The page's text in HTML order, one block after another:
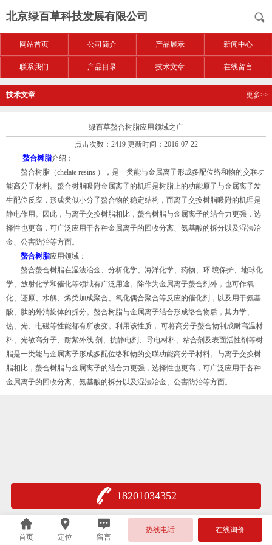
北京绿百草科技发展有限公司
网站首页 公司简介 产品展示 新闻中心
联系我们 产品目录 技术文章 在线留言
技术文章 更多>>
绿百草螯合树脂应用领域之广
点击次数：2419 更新时间：2016-07-22
螯合树脂介绍：
螯合树脂（chelate resins ），是一类能与金属离子形成多配位络和物的交联功
能高分子材料。螯合树脂吸附金属离子的机理是树脂上的功能原子与金属离子发
生配位反应，形成类似小分子螯合物的稳定结构，而离子交换树脂吸附的机理是
静电作用。因此，与离子交换树脂相比，螯合树脂与金属离子的结合力更强，选
择性也更高，可广泛应用于各种金属离子的回收分离、氨基酸的拆分以及湿法冶
金、公害防治等方面。
螯合树脂应用领域：
螯合螯合树脂在湿法冶金、分析化学、海洋化学、药物、环 境保护、地球化
学、放射化学和催化等领域有广泛用途。除作为金属离子螯合剂外，也可作氧
化、还原、水解、烯类加成聚合、氧化偶合聚合等反应的催化剂，以及用于氨基
酸、肽的外消旋体的拆分。螯合树脂与金属离子结合形成络合物后，其力学、
热、光、电磁等性能都有所改变。利用该性质， 可将高分子螯合物制成耐高温材
料、光敏高分子、耐紫外线 剂、抗静电剂、导电材料、粘合剂及表面活性剂等树
脂是一类能与金属离子形成多配位络和物的交联功能高分子材料。与离子交换树
脂相比，螯合树脂与金属离子的结合力更强，选择性也更高，可广泛应用于各种
金属离子的回收分离、氨基酸的拆分以及湿法冶金、公害防治等方面。
18201034352
首页 定位 留言
热线电话 在线询价